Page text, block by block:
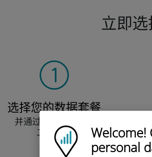
Ubigi logo
Welcome!
personal
立即
选择您的数据套餐
并通过电子邮件接收
二维码。
快点！